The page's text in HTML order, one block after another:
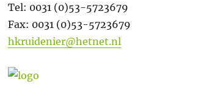
Tel: 0031 (0)53-5723679
Fax: 0031 (0)53-5723679
hkruidenier@hetnet.nl